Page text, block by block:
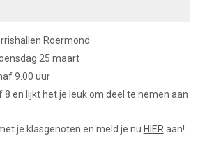
Roermond
25 maart
9.00 uur
8 en lijkt het je leuk om deel te nemen aan
je klasgenoten en meld je nu HIER aan!